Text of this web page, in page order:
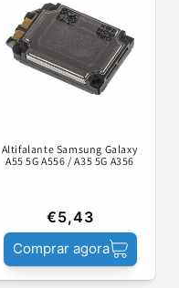
Altifalante Samsung Galaxy
A55 5G A556 / A35 5G A356
€5,43
Comprar agora